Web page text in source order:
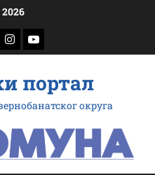
Инстаграм
Yоутубе
портал
округа